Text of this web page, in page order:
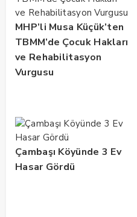
MHP’li Musa Küçük’ten
TBMM’de Çocuk Hakları
ve Rehabilitasyon
Vurgusu
Çambaşı Köyünde 3 Ev
Hasar Gördü